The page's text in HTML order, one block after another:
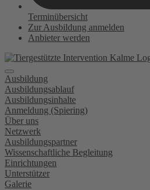
Terminübersicht
Zur Ausbildung anmelden
Anbieter werden
Ausbildung
Ausbildungsablauf
Ausbildungsinhalte
Anmeldung (Spiering)
Über uns
Netzwerk
Ausbildungspartner
Wissenschaftliche Begleitung
Einrichtungen
Unterstützer
Galerie